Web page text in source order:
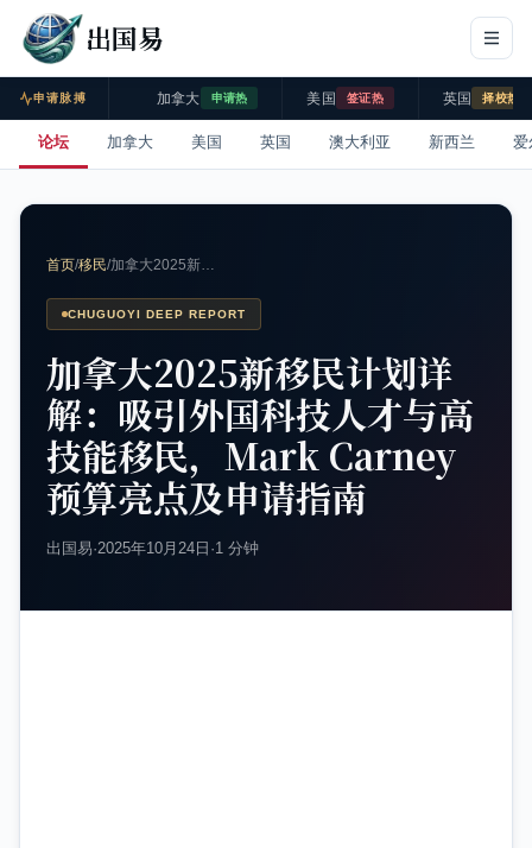
出国易
申请脉搏 加拿大 申请热 美国 签证热 英国 择校热
论坛 加拿大 美国 英国 澳大利亚 新西兰 爱
首页/移民/加拿大2025新…
CHUGUOYI DEEP REPORT
加拿大2025新移民计划详
解：吸引外国科技人才与高
技能移民，Mark Carney
预算亮点及申请指南
出国易·2025年10月24日 ·1 分钟